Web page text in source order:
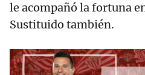
le acompañó la fortuna
Sustituido también.